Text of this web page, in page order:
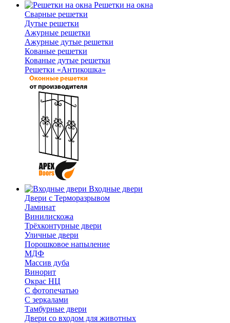
Решетки на окна
Сварные решетки
Дутые решетки
Ажурные решетки
Ажурные дутые решетки
Кованые решетки
Кованые дутые решетки
Решетки «Антикошка»
Входные двери
Двери с Терморазрывом
Ламинат
Винилискожа
Трёхконтурные двери
Уличные двери
Порошковое напыление
МДФ
Массив дуба
Винорит
Окрас НЦ
С фотопечатью
С зеркалами
Тамбурные двери
Двери со входом для животных